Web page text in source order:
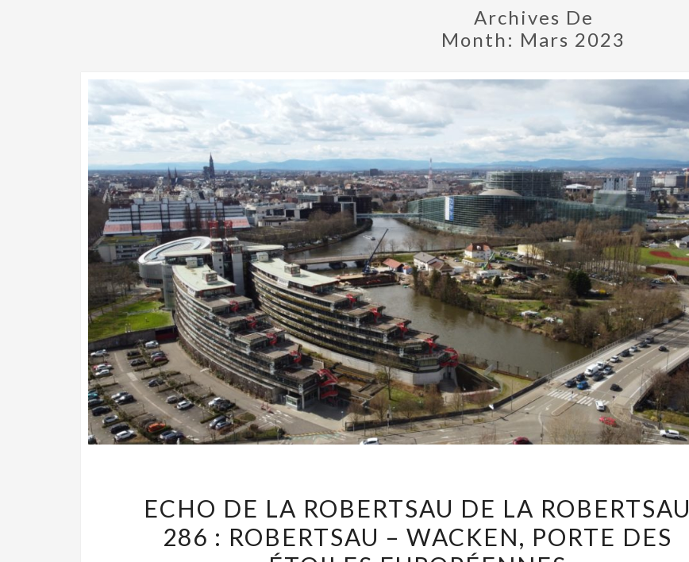
Archives De
Month: Mars 2023
DE
LA
ECHO DE LA ROBERTSAU DE LA ROBERTSAU
286 : ROBERTSAU – WACKEN, PORTE DES